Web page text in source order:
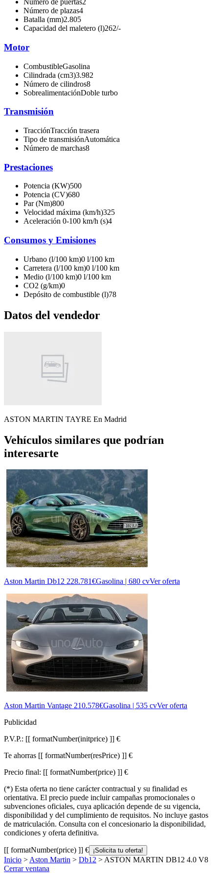
Número de puertas2
Número de plazas4
Batalla (mm)2.805
Capacidad del maletero (l)262/-
Motor
CombustibleGasolina
Cilindrada (cm3)3.982
Número de cilindros8
SobrealimentaciónDoble turbo
Transmisión
TracciónTracción trasera
Tipo de transmisiónAutomática
Número de marchas8
Prestaciones
Potencia (KW)500
Potencia (CV)680
Par (Nm)800
Velocidad máxima (km/h)325
Aceleración 0-100 km/h (s)4
Consumos y Emisiones
Urbano (l/100 km)0 l/100 km
Carretera (l/100 km)0 l/100 km
Medio (l/100 km)0 l/100 km
CO2 (g/km)0
Depósito de combustible (l)78
Datos del vendedor
ASTON MARTIN TAYRE En Madrid
Vehículos similares que podrían
interesarte
Aston Martin Db12 228.781€Gasolina | 680 cvVer oferta
Aston Martin Vantage 210.578€Gasolina | 535 cvVer oferta
Publicidad
P.V.P.: [[ formatNumber(initprice) ]] €
Te ahorras [[ formatNumber(resPrice) ]] €
Precio final: [[ formatNumber(price) ]] €
(*) Esta oferta no tiene carácter contractual y su finalidad es
orientativa. El precio puede incluir campañas promocionales o
subvenciones oficiales, cuya aplicación depende de su vigencia,
disponibilidad y del cumplimiento de requisitos. No incluye gastos
de matriculación. Consulta con el concesionario la disponibilidad,
condiciones y oferta definitiva.
[[ formatNumber(price) ]] € ¡Solicita tu oferta!
Inicio >Aston Martin > Db12 > ASTON MARTIN DB12 4.0 V8
Cerrar ventana